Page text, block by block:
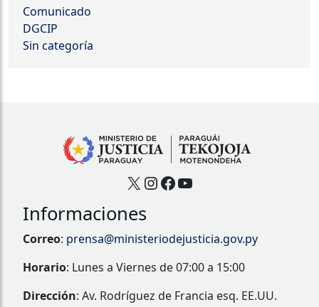
Comunicado
DGCIP
Sin categoría
X Instagram
Facebook
YouTube
Informaciones
Correo: prensa@ministeriodejusticia.gov.py
Horario: Lunes a Viernes de 07:00 a 15:00
Dirección: Av. Rodríguez de Francia esq. EE.UU.